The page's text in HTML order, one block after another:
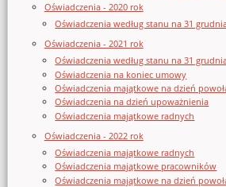
Oświadczenia - 2020 rok
Oświadczenia według stanu na 31
Oświadczenia - 2021 rok
Oświadczenia według stanu na 31
Oświadczenia na koniec umowy
Oświadczenia majątkowe na dzień
Oświadczenia na dzień upoważnienia
Oświadczenia majątkowe radnych
Oświadczenia - 2022 rok
Oświadczenia majątkowe radnych
Oświadczenia majątkowe pracowników
Oświadczenia majątkowe na dzień